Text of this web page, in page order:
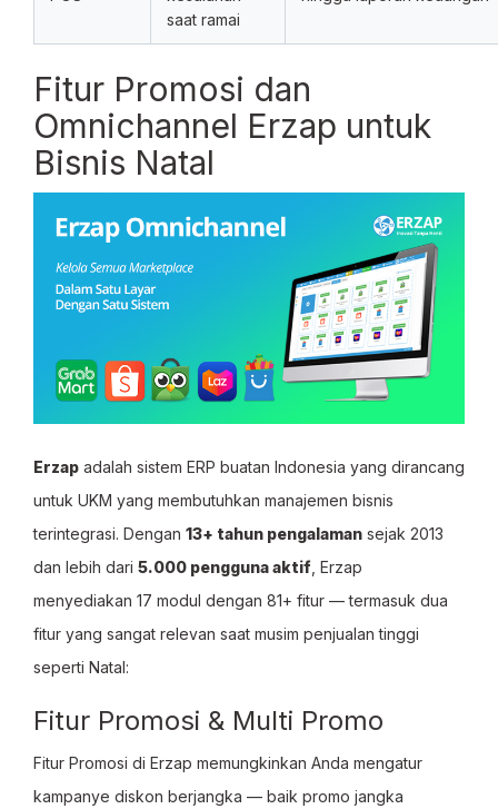
saat ramai
Fitur Promosi dan
Omnichannel Erzap untuk
Bisnis Natal
Erzap adalah sistem ERP buatan Indonesia yang dirancang
untuk UKM yang membutuhkan manajemen bisnis
terintegrasi. Dengan 13+ tahun pengalaman sejak 2013
dan lebih dari 5.000 pengguna aktif , Erzap
menyediakan 17 modul dengan 81+ fitur — termasuk dua
fitur yang sangat relevan saat musim penjualan tinggi
seperti Natal:
Fitur Promosi & Multi Promo
Fitur Promosi di Erzap memungkinkan Anda mengatur
kampanye diskon berjangka — baik promo jangka